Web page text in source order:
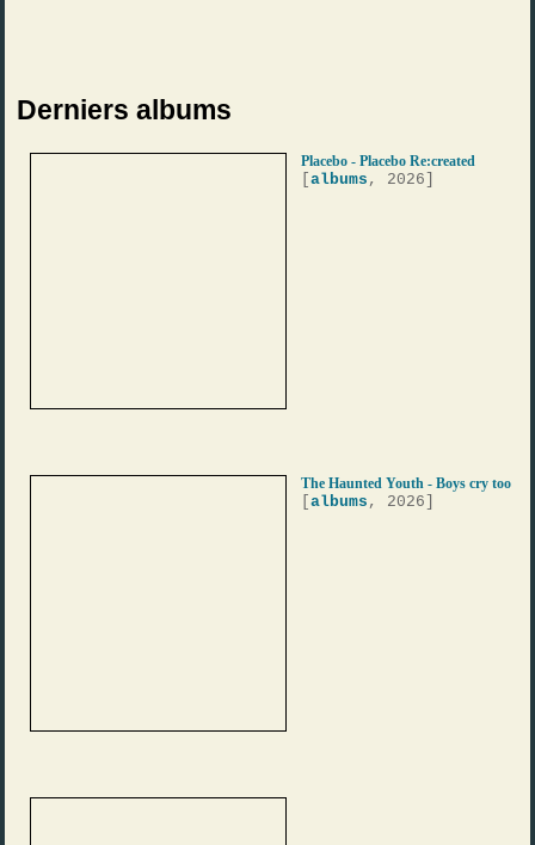
Derniers albums
Placebo - Placebo Re:created
[albums , 2026]
The Haunted Youth - Boys cry too
[albums , 2026]